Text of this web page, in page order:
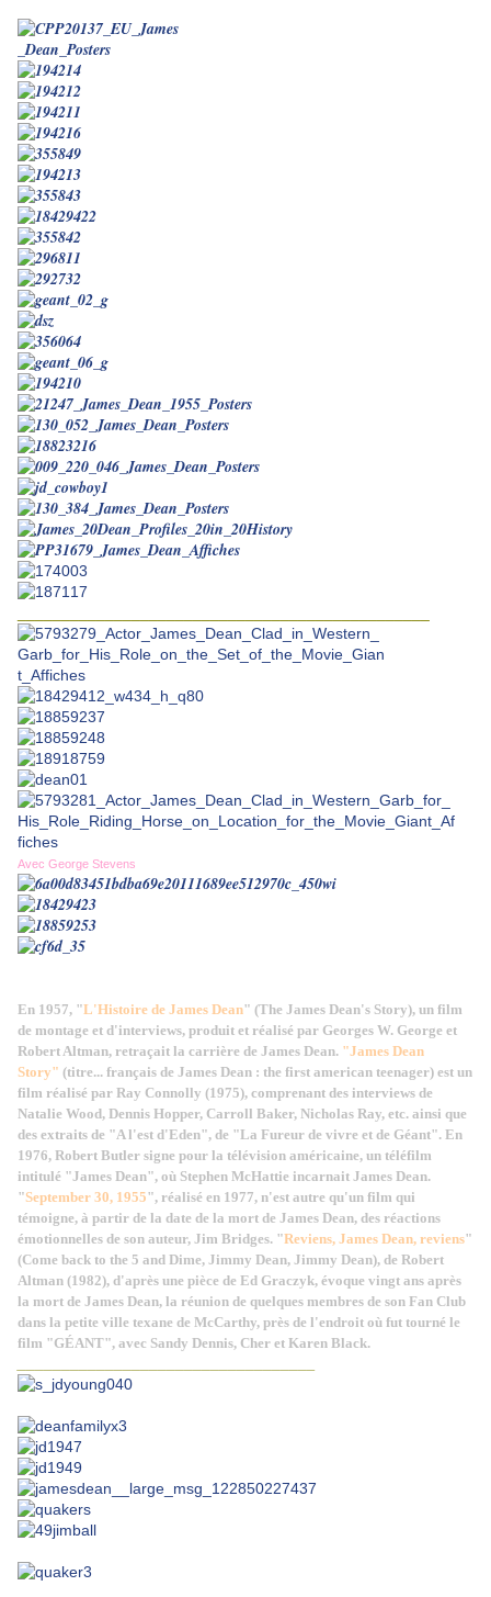
Avec George Stevens
En 1957, "L'Histoire de James Dean" (The James Dean's Story), un film
de montage et d'interviews, produit et réalisé par Georges W. George et
Robert Altman, retraçait la carrière de James Dean. "James Dean
Story" (titre... français de James Dean : the first american teenager) est un
film réalisé par Ray Connolly (1975), comprenant des interviews de
Natalie Wood, Dennis Hopper, Carroll Baker, Nicholas Ray, etc. ainsi que
des extraits de "A l'est d'Eden", de "La Fureur de vivre et de Géant". En
1976, Robert Butler signe pour la télévision américaine, un téléfilm
intitulé "James Dean", où Stephen McHattie incarnait James Dean.
"September 30, 1955", réalisé en 1977, n'est autre qu'un film qui
témoigne, à partir de la date de la mort de James Dean, des réactions
émotionnelles de son auteur, Jim Bridges. "Reviens, James Dean, reviens"
(Come back to the 5 and Dime, Jimmy Dean, Jimmy Dean), de Robert
Altman (1982), d'après une pièce de Ed Graczyk, évoque vingt ans après
la mort de James Dean, la réunion de quelques membres de son Fan Club
dans la petite ville texane de McCarthy, près de l'endroit où fut tourné le
film "GÉANT", avec Sandy Dennis, Cher et Karen Black.